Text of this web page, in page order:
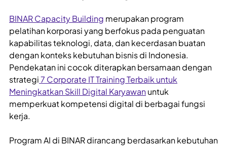
BINAR Capacity Building merupakan program
pelatihan korporasi yang berfokus pada penguatan
kapabilitas teknologi, data, dan kecerdasan buatan
dengan konteks kebutuhan bisnis di Indonesia.
Pendekatan ini cocok diterapkan bersamaan dengan
strategi7 Corporate IT Training Terbaik untuk
Meningkatkan Skill Digital Karyawanuntuk
memperkuat kompetensi digital di berbagai fungsi
kerja.
Program AI di BINAR dirancang berdasarkan kebutuhan